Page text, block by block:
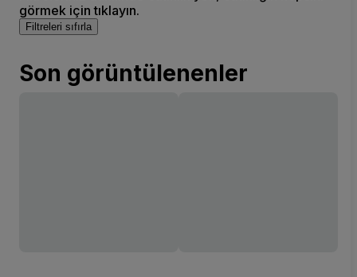
görmek için tıklayın.
Filtreleri sıfırla
Son görüntülenenler